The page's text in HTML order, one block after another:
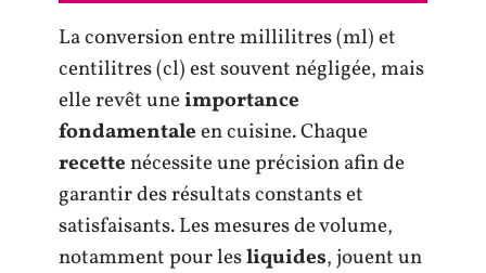
La conversion entre millilitres (ml) et
centilitres (cl) est souvent négligée, mais
elle revêt uneimportance
fondamentaleen cuisine. Chaque
recettenécessite une précision afin de
garantir des résultats constants et
satisfaisants. Les mesures de volume,
notamment pour lesliquides, jouent un